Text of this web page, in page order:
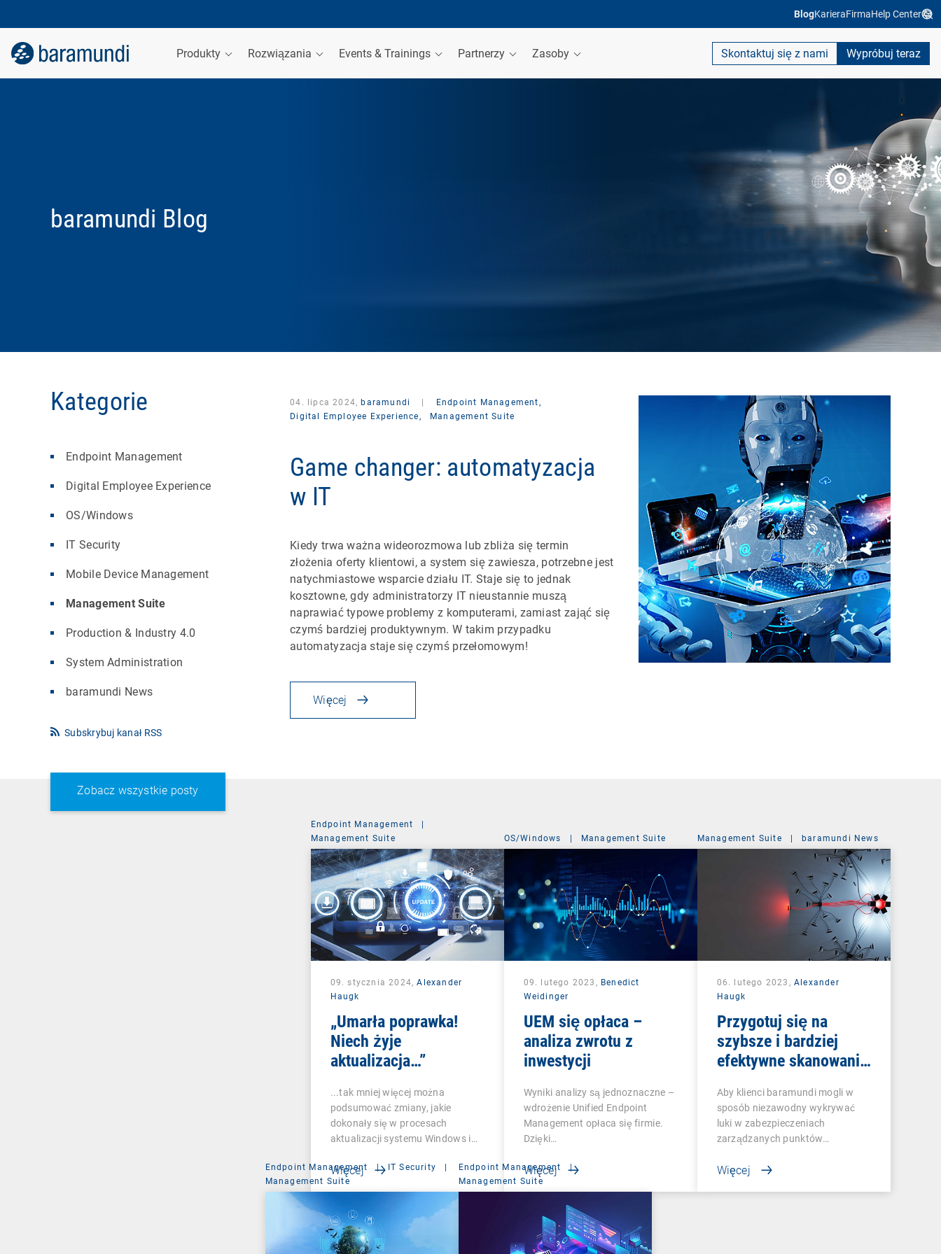
BlogKarieraFirmaHelp Center
Produkty Rozwiązania Events & Trainings Partnerzy Zasoby Skontaktuj się z nami Wypróbuj teraz
baramundi Blog
Kategorie
Endpoint Management
Digital Employee Experience
OS/Windows
IT Security
Mobile Device Management
Management Suite
Production & Industry 4.0
System Administration
baramundi News
Subskrybuj kanał RSS
Zobacz wszystkie posty
04. lipca 2024, baramundi
Endpoint Management,
Digital Employee Experience,
Management Suite
Game changer: automatyzacja
w IT
Kiedy trwa ważna wideorozmowa lub zbliża się termin
złożenia oferty klientowi, a system się zawiesza, potrzebne jest
natychmiastowe wsparcie działu IT. Staje się to jednak
kosztowne, gdy administratorzy IT nieustannie muszą
naprawiać typowe problemy z komputerami, zamiast zająć się
czymś bardziej produktywnym. W takim przypadku
automatyzacja staje się czymś przełomowym!
Więcej
Endpoint Management
|
Management Suite
09. stycznia 2024,Alexander
Haugk
„Umarła poprawka!
Niech żyje
aktualizacja…”
...tak mniej więcej można
podsumować zmiany, jakie
dokonały się w procesach
aktualizacji systemu Windows i…
Więcej
OS/Windows | Management Suite
09. lutego 2023, Benedict
Weidinger
UEM się opłaca –
analiza zwrotu z
inwestycji
Wyniki analizy są jednoznaczne –
wdrożenie Unified Endpoint
Management opłaca się firmie.
Dzięki…
Więcej
Management Suite | baramundi News
06. lutego 2023, Alexander
Haugk
Przygotuj się na
szybsze i bardziej
efektywne skanowanie
Aby klienci baramundi mogli w
sposób niezawodny wykrywać
luki w zabezpieczeniach
zarządzanych punktów…
Więcej
Endpoint Management | IT Security
|
Management Suite
Endpoint Management
|
Management Suite